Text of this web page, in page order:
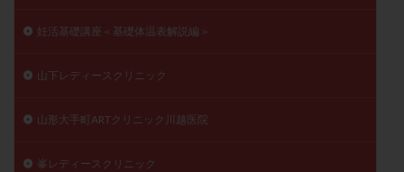
妊活基礎講座＜基礎体温表解説編＞
山下レディースクリニック
山形大手町ARTクリニック川越医院
峯レディースクリニック